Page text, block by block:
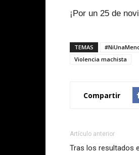
¡Por un 25 de
TEMAS
Violencia machista
Compartir
Artículo anterior
Tras los resultados